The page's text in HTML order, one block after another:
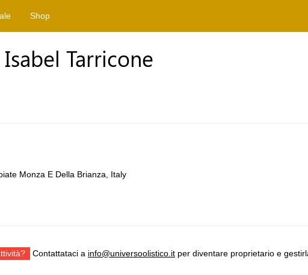
Shop
Tarricone
Monza E Della Brianza, Italy
Contattataci a info@universoolistico.it per diventare proprietario e